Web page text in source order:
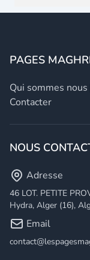
PAGES
Qui sommes nous
Contacter
NOUS
Adresse
46 LOT. PETITE
Hydra, Alger (16),
Email